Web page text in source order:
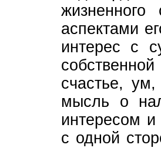
аспектами
интерес с
счастье,
мысль о
интересом и
с одной